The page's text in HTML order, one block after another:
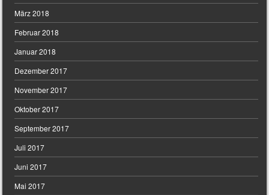
März 2018
Februar 2018
Januar 2018
Dezember 2017
November 2017
Oktober 2017
September 2017
Juli 2017
Juni 2017
Mai 2017